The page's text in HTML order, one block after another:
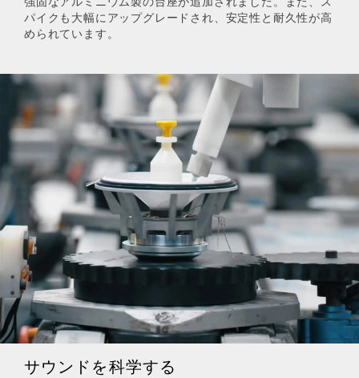
パイクも大幅にアップグレードされ、安定性と耐久性が高
められています。
サウンドを科学する